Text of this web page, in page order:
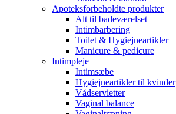
Apoteksforbeholdte produkter
Alt til badeværelset
Intimbarbering
Toilet & Hygiejneartikler
Manicure & pedicure
Intimpleje
Intimsæbe
Hygiejneartikler til kvinder
Vådservietter
Vaginal balance